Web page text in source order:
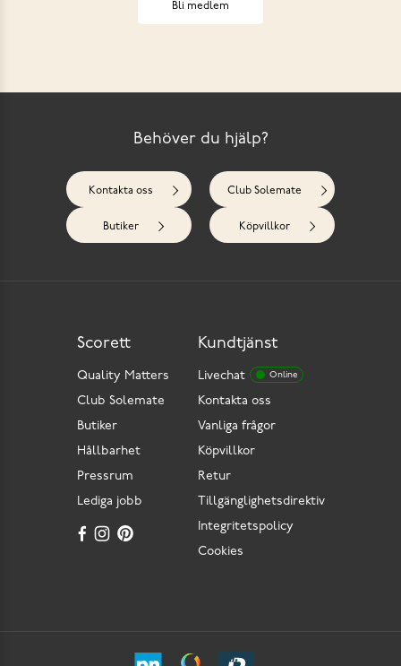
Bli medlem
Behöver du hjälp?
Kontakta oss Club Solemate
Butiker Köpvillkor
Kundtjänst
Livechat Online
Kontakta oss
Vanliga frågor
Köpvillkor
Retur
Tillgänglighetsdirektiv
Integritetspolicy
Cookies
Scorett
Quality Matters
Club Solemate
Butiker
Hållbarhet
Pressrum
Lediga jobb